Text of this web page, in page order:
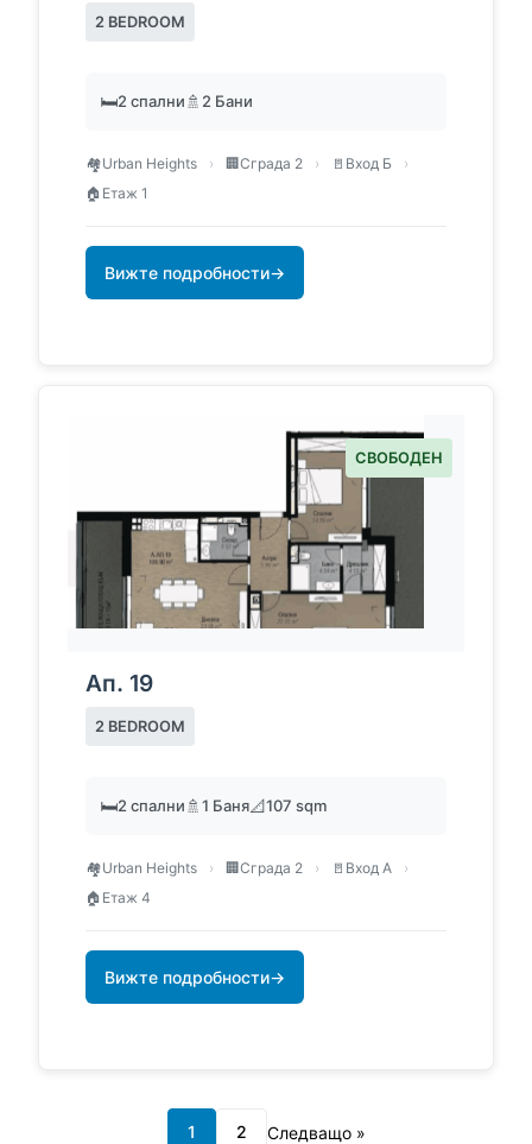
2 BEDROOM
🛏️2 спални🚿 2 Бани
🏘️Urban Heights › 🏢Сграда 2 › 🚪 Вход Б
›
🏠 Етаж 1
Вижте подробности→
СВОБОДЕН
Ап. 19
2 BEDROOM
🛏️2 спални🚿1 Баня📐107 sqm
🏘️Urban Heights › 🏢Сграда 2 › 🚪 Вход А
›
🏠 Етаж 4
Вижте подробности→
1 2 Следващо »